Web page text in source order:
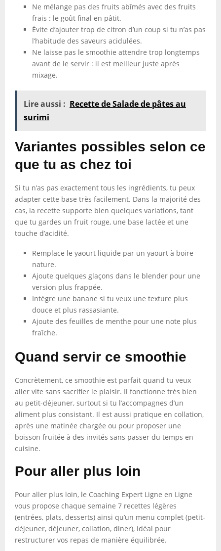
Ne mélange pas des fruits abîmés avec des fruits
frais : le goût final en pâtit.
Évite d’ajouter trop de citron d’un coup si tu n’as pas
l’habitude des saveurs acidulées.
Ne laisse pas le smoothie attendre trop longtemps
avant de le servir : il est meilleur juste après
mixage.
Lire aussi : Recette de Salade de pâtes au
surimi
Variantes possibles selon ce
que tu as chez toi
Si tu n’as pas exactement tous les ingrédients, tu peux
adapter cette base très facilement. Dans la majorité des
cas, la recette supporte bien quelques variations, tant
que tu gardes un fruit rouge, une base lactée et une
touche d’acidité.
Remplace le yaourt liquide par un yaourt à boire
nature.
Ajoute quelques glaçons dans le blender pour une
version plus frappée.
Intègre une banane si tu veux une texture plus
douce et plus rassasiante.
Ajoute des feuilles de menthe pour une note plus
fraîche.
Quand servir ce smoothie
Concrètement, ce smoothie est parfait quand tu veux
aller vite sans sacrifier le plaisir. Il fonctionne très bien
au petit-déjeuner, surtout si tu l’accompagnes d’un
aliment plus consistant. Il est aussi pratique en collation,
après une matinée chargée ou pour proposer une
boisson fruitée à des invités sans passer du temps en
cuisine.
Pour aller plus loin
Pour aller plus loin, le Coaching Expert Ligne en Ligne
vous propose chaque semaine 7 recettes légères
(entrées, plats, desserts) ainsi qu’un menu complet (petit-
déjeuner, déjeuner, collation, diner), idéal pour
restructurer vos repas de manière équilibrée.